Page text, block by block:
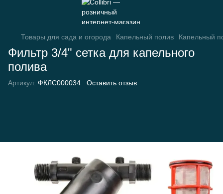
Товары для сада и огорода Капельный полив Капельный
Фильтр 3/4" сетка для капельного
полива
Артикул: ФКЛС000034 Оставить отзыв